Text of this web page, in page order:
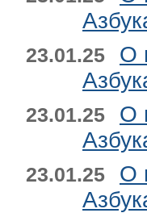
23.01.25
О
23.01.25
О
23.01.25
О